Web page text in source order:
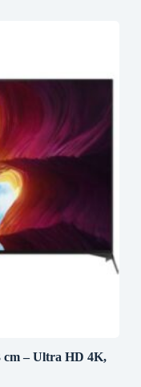
cm – Ultra HD 4K,